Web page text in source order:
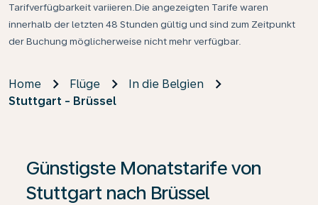
Tarifverfügbarkeit variieren.Die angezeigten Tarife waren
innerhalb der letzten 48 Stunden gültig und sind zum Zeitpunkt
der Buchung möglicherweise nicht mehr verfügbar.
Home Flüge
In die Belgien
Stuttgart - Brüssel
Günstigste Monatstarife von
Stuttgart nach Brüssel